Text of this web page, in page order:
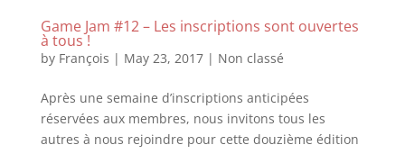
Game Jam #12 – Les inscriptions sont ouvertes
à tous !
by François | May 23, 2017| Non classé
Après une semaine d’inscriptions anticipées
réservées aux membres, nous invitons tous les
autres à nous rejoindre pour cette douzième édition